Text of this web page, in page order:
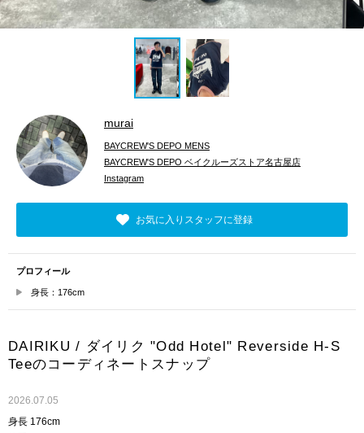
murai
BAYCREW'S DEPO MENS
BAYCREW'S DEPO ベイクルーズストア名古屋店
Instagram
お気に入りスタッフに登録
プロフィール
身長：176cm
DAIRIKU / ダイリク "Odd Hotel" Reverside H-S
Teeのコーディネートスナップ
2026.07.05
身長 176cm